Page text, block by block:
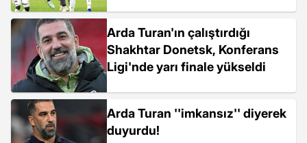
Arda Turan'ın çalıştırdığı
Shakhtar Donetsk, Konferans
Ligi'nde yarı finale yükseldi
Arda Turan ''imkansız'' diyerek
duyurdu!